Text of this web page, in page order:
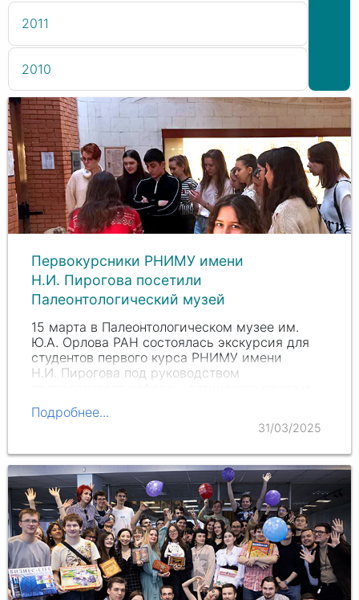
2011
2010
Первокурсники РНИМУ имени
Н.И. Пирогова посетили
Палеонтологический музей
15 марта в Палеонтологическом музее им.
Ю.А. Орлова РАН состоялась экскурсия для
студентов первого курса РНИМУ имени
Н.И. Пирогова под руководством
основ терминологии, кандидата
филологических наук
Подробнее...
31/03/2025